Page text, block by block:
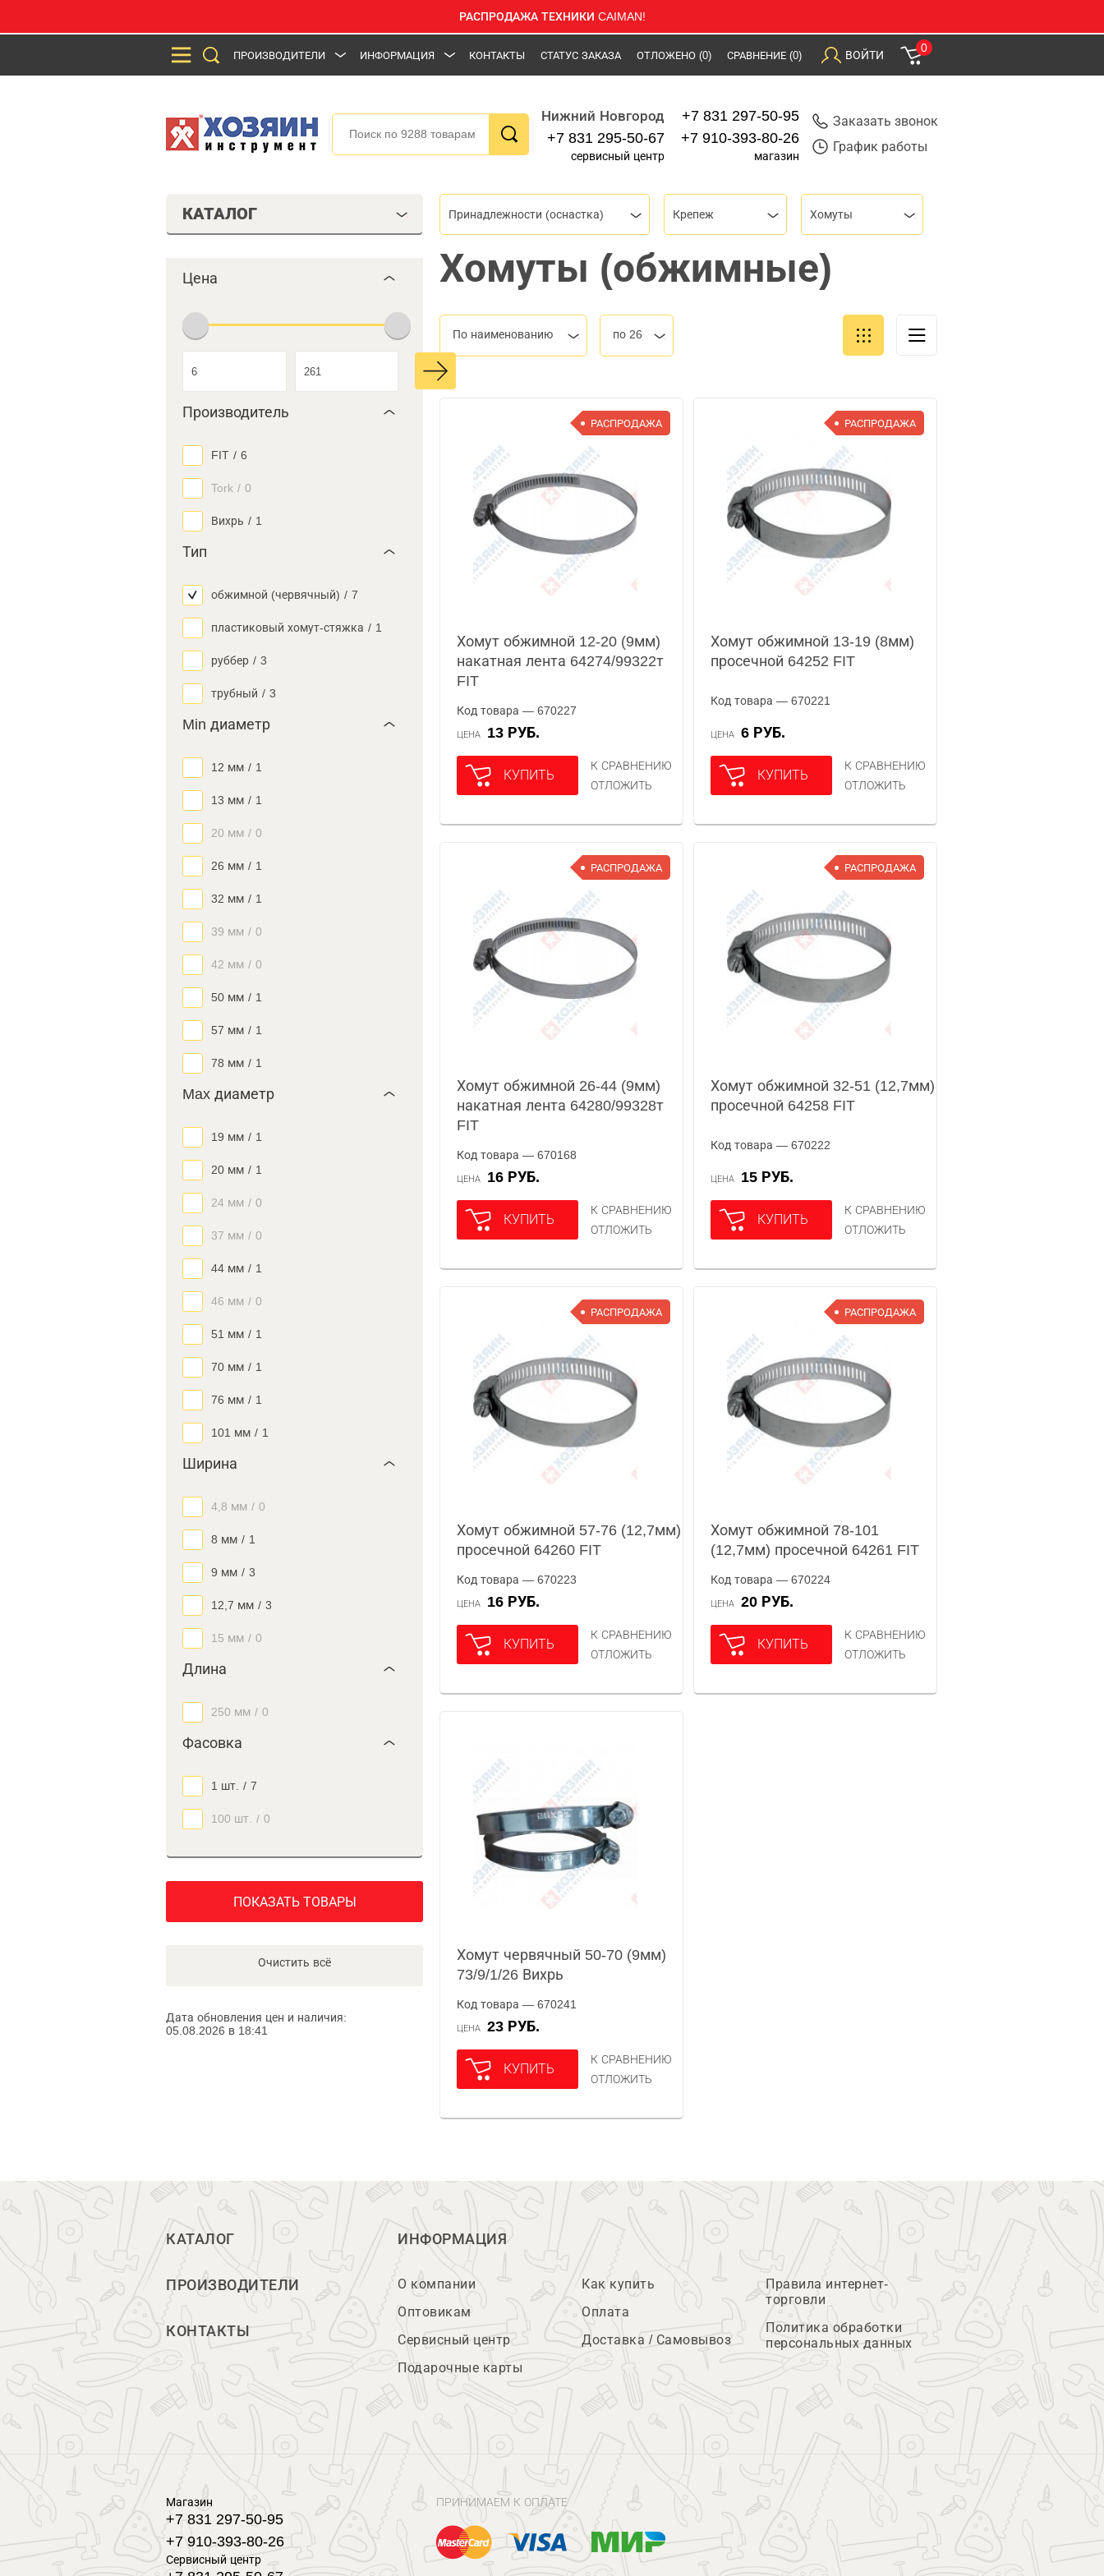
РАСПРОДАЖА ТЕХНИКИ CAIMAN!
ПРОИЗВОДИТЕЛИ ИНФОРМАЦИЯ КОНТАКТЫ СТАТУС ЗАКАЗА ОТЛОЖЕНО (0) СРАВНЕНИЕ (0) ВОЙТИ
0
Нижний Новгород
+7 831 295-50-67
сервисный центр
+7 831 297-50-95
+7 910-393-80-26
магазин
Заказать звонок
График работы
КАТАЛОГ
Цена
Производитель
FIT / 6
Tork / 0
Вихрь / 1
Тип
обжимной (червячный) / 7
пластиковый хомут-стяжка / 1
руббер / 3
трубный / 3
Min диаметр
12 мм / 1
13 мм / 1
20 мм / 0
26 мм / 1
32 мм / 1
39 мм / 0
42 мм / 0
50 мм / 1
57 мм / 1
78 мм / 1
Max диаметр
19 мм / 1
20 мм / 1
24 мм / 0
37 мм / 0
44 мм / 1
46 мм / 0
51 мм / 1
70 мм / 1
76 мм / 1
101 мм / 1
Ширина
4,8 мм / 0
8 мм / 1
9 мм / 3
12,7 мм / 3
15 мм / 0
Длина
250 мм / 0
Фасовка
1 шт. / 7
100 шт. / 0
ПОКАЗАТЬ ТОВАРЫ
Очистить всё
Дата обновления цен и наличия:
05.08.2026 в 18:41
Принадлежности (оснастка) Крепеж Хомуты
Хомуты (обжимные)
По наименованию по 26
РАСПРОДАЖА
Хомут обжимной 12-20 (9мм)
накатная лента 64274/99322т
FIT
Код товара — 670227
ЦЕНА 13 РУБ.
КУПИТЬ
К СРАВНЕНИЮ
ОТЛОЖИТЬ
РАСПРОДАЖА
Хомут обжимной 13-19 (8мм)
просечной 64252 FIT
Код товара — 670221
ЦЕНА 6 РУБ.
КУПИТЬ
К СРАВНЕНИЮ
ОТЛОЖИТЬ
РАСПРОДАЖА
Хомут обжимной 26-44 (9мм)
накатная лента 64280/99328т
FIT
Код товара — 670168
ЦЕНА 16 РУБ.
КУПИТЬ
К СРАВНЕНИЮ
ОТЛОЖИТЬ
РАСПРОДАЖА
Хомут обжимной 32-51 (12,7мм)
просечной 64258 FIT
Код товара — 670222
ЦЕНА 15 РУБ.
КУПИТЬ
К СРАВНЕНИЮ
ОТЛОЖИТЬ
РАСПРОДАЖА
Хомут обжимной 57-76 (12,7мм)
просечной 64260 FIT
Код товара — 670223
ЦЕНА 16 РУБ.
КУПИТЬ
К СРАВНЕНИЮ
ОТЛОЖИТЬ
РАСПРОДАЖА
Хомут обжимной 78-101
(12,7мм) просечной 64261 FIT
Код товара — 670224
ЦЕНА 20 РУБ.
КУПИТЬ
К СРАВНЕНИЮ
ОТЛОЖИТЬ
Хомут червячный 50-70 (9мм)
73/9/1/26 Вихрь
Код товара — 670241
ЦЕНА 23 РУБ.
КУПИТЬ
К СРАВНЕНИЮ
ОТЛОЖИТЬ
КАТАЛОГ
ПРОИЗВОДИТЕЛИ
КОНТАКТЫ
ИНФОРМАЦИЯ
О компании
Оптовикам
Сервисный центр
Подарочные карты
Как купить
Оплата
Доставка / Самовывоз
Правила интернет-
торговли
Политика обработки
персональных данных
Магазин
+7 831 297-50-95
+7 910-393-80-26
Сервисный центр
ПРИНИМАЕМ К ОПЛАТЕ